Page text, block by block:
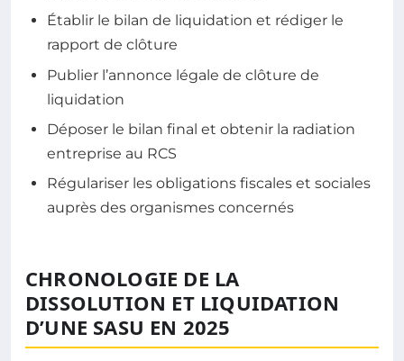
Établir le bilan de liquidation et rédiger le
rapport de clôture
Publier l’annonce légale de clôture de
liquidation
Déposer le bilan final et obtenir la radiation
entreprise au RCS
Régulariser les obligations fiscales et sociales
auprès des organismes concernés
CHRONOLOGIE DE LA
DISSOLUTION ET LIQUIDATION
D’UNE SASU EN 2025